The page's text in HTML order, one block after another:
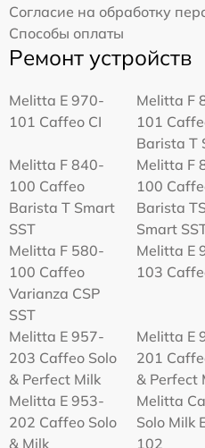
Согласие на обработку
Способы оплаты
Ремонт устройств
Melitta Е 970-
101 Caffeo CI
Melitta F
101
Barista T
Melitta F 840-
100 Caffeo
Barista T Smart
SST
Melitta F
100
Barista
Smart
Melitta F 580-
100 Caffeo
Varianza CSP
SST
Melitta Е
103
Melitta E 957-
203 Caffeo Solo
& Perfect Milk
Melitta E
201
& Perfect
Melitta Е 953-
202 Caffeo Solo
& Milk
Melitta
Solo Milk
102